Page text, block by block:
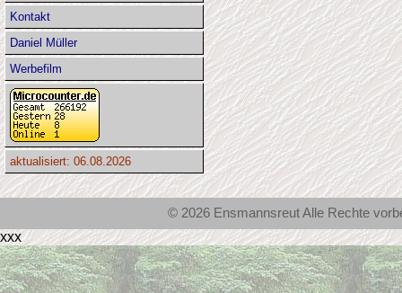
Kontakt
Daniel Müller
Werbefilm
aktualisiert: 06.08.2026
© 2026 Ensmannsreut Alle Rechte
xxx